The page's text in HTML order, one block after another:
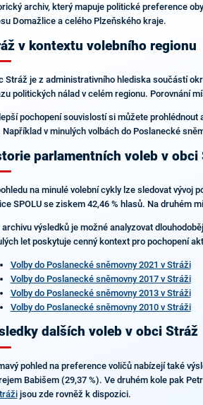
archiv, který mapuje politické preference
Domažlice a celého Plzeňského kraje.
v kontextu volebního regionu
Stráž je z administrativního hlediska součástí
politických nálad v celém regionu. Porovnání
pochopení souvislostí si můžete prohlédnout
Například v minulých volbách do Poslanecké
parlamentních voleb v obci
na minulé volební cykly lze sledovat
SPOLU se ziskem 42,46 % hlasů. Na druhém
archivu výsledků je možné analyzovat
let poskytuje cenný kontext pro pochopení
Volby do Poslanecké sněmovny 2021 v Stráži
Volby do Poslanecké sněmovny 2017 v Stráži
Volby do Poslanecké sněmovny 2013 v Stráži
Volby do Poslanecké sněmovny 2010 v Stráži
dalších voleb v obci Stráž
pohled na preference voličů nabízejí také
Babišem (29,37 %). Ve druhém kole pak
jsou zde rovněž k dispozici.